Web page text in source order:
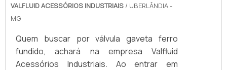
VALFLUID ACESSÓRIOS INDUSTRIAIS / UBERLÂNDIA -
MG
Quem buscar por válvula gaveta ferro
fundido, achará na empresa Valfluid
Acessórios Industriais. Ao entrar em